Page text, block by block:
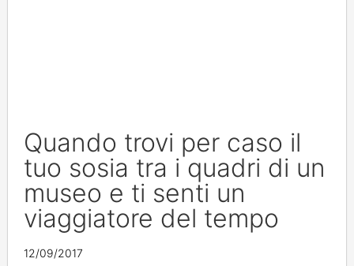
Quando trovi per caso il
tuo sosia tra i quadri di un
museo e ti senti un
viaggiatore del tempo
12/09/2017